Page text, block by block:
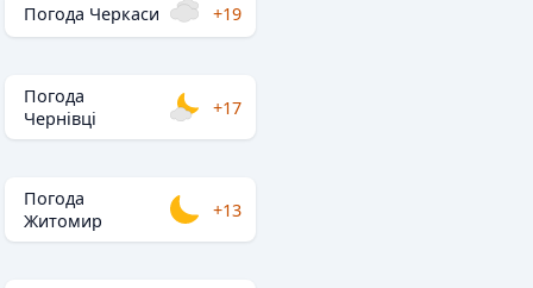
Погода Черкаси +19
Погода
Чернівці
+17
Погода
Житомир
+13